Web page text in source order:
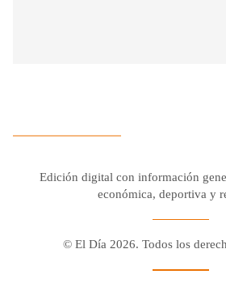
Edición digital con información
económica, deportiva y
© El Día 2026. Todos los